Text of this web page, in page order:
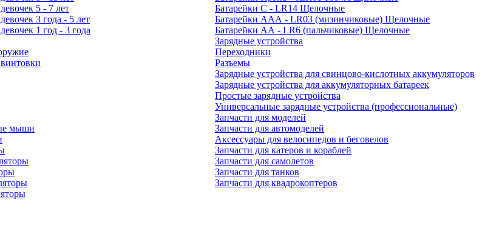
5 - 7 лет
3 года - 5 лет
1 год - 3 года
мыши
Батарейки C - LR14 Щелочные
Батарейки AAA - LR03 (мизинчиковые) Щелочные
Батарейки AA - LR6 (пальчиковые) Щелочные
Зарядные устройства
Переходники
Разъемы
Зарядные устройства для свинцово-кислотных аккумуляторов
Зарядные устройства для аккумуляторных батареек
Простые зарядные устройства
Универсальные зарядные устройства (профессиональные)
Запчасти для моделей
Запчасти для автомоделей
Аксессуары для велосипедов и беговелов
Запчасти для катеров и кораблей
Запчасти для самолетов
Запчасти для танков
Запчасти для квадрокоптеров